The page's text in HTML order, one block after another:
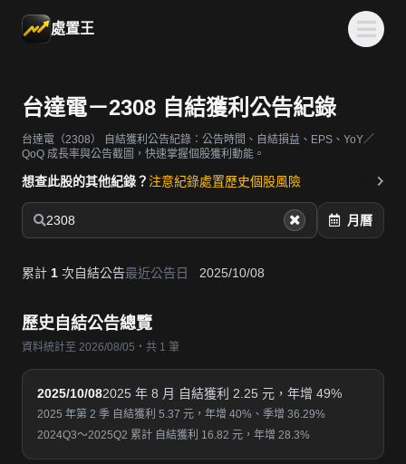
處置王
台達電－2308 自結獲利公告紀錄
台達電（2308）
自結獲利公告紀錄：公告時間、自結損益、EPS、YoY／
QoQ 成長率與公告截圖，快速掌握個股獲利動能。
想查此股的其他紀錄？ 注意紀錄處置歷史個股風險
2308 月曆
累計 1 次自結公告最近公告日 2025/10/08
歷史自結公告總覽
資料統計至 2026/08/05・共 1 筆
2025/10/082025 年 8 月 自結獲利 2.25 元，年增 49%
2025 年第 2 季 自結獲利 5.37 元，年增 40%、季增 36.29%
2024Q3～2025Q2 累計 自結獲利 16.82 元，年增 28.3%